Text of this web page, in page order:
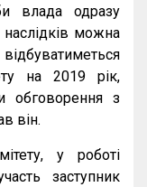
влада одразу
можна
на 2019 рік,
обговорення з
він.
у роботі
заступник